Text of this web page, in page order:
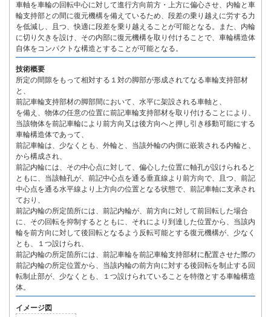
車軸を車輪の回転中心に対して進行方向前方・上方に偏心させ、内輪と車
輪支持部との間に復元機構を備えているため、段差の乗り越えに労する力
を低減し、且つ、快適に段差を乗り越えることが可能となる。また、内輪
に切り欠きを設け、その内部に復元機構を取り付けることで、車輪構造体
自体をコンパクトな構造とすることが可能となる。
技術概要
所定の間隙をもって相対する１対の脚部が形成されてなる車輪支持部材
と、
前記車輪支持部材の脚部間において、水平に架設される車軸と、
を備え、物体の任意の位置に前記車輪支持部材を取り付けることにより、
当該物体を前記車輪により前方向又は後方向へと押し引き移動可能にする
車輪構造体であって、
前記車輪は、少なくとも、外輪と、当該外輪の内側に嵌装される内輪と、
から構成され、
前記内輪には、その中心点に対して、偏心した位置に軸孔が設けられると
ともに、当該軸孔が、前記中心点を通る垂直線より前方向で、且つ、前記
中心点を通る水平線より上方向の位置となる状態で、前記車軸に支承され
ており、
前記内輪の所定箇所には、前記内輪が、前方向に対して前回転した場合
に、その回転を抑制するとともに、それにより到達した位置から、当該内
輪を前方向に対して後回転となるよう反転可能とする復元機構が、少なく
とも、１つ設けられ、
前記内輪の所定箇所には、前記車輪を前記車輪支持部材に配置させた際の
前記内輪の所定位置から、当該内輪の前方向に対する後回転を制止する回
転制止部が、少なくとも、１つ設けられていることを特徴とする車輪構造
体。
イメージ図